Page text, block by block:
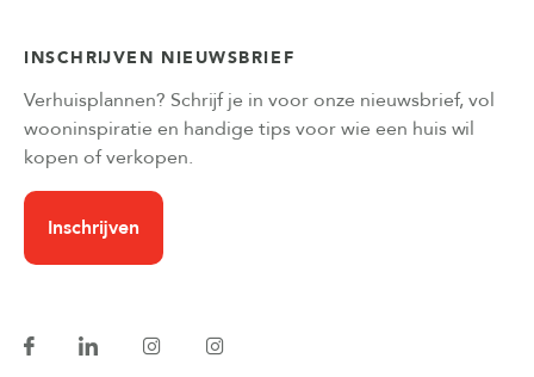
INSCHRIJVEN NIEUWSBRIEF
Verhuisplannen? Schrijf je in voor onze nieuwsbrief, vol
wooninspiratie en handige tips voor wie een huis wil
kopen of verkopen.
Inschrijven